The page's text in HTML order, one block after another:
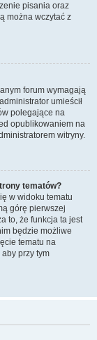
pisania oraz
można wczytać z
forum wymagają
umieścił
polegające na
opublikowaniem na
witryny.
tematów?
w widoku tematu
górę pierwszej
to, że funkcja ta jest
będzie możliwe
tematu na
przy tym